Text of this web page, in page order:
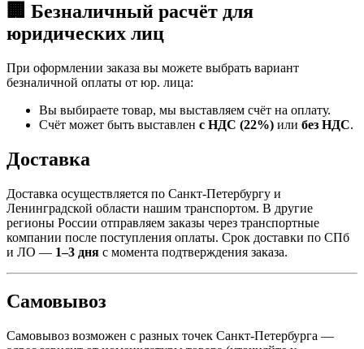
🏢 Безналичный расчёт для
юридических лиц
При оформлении заказа вы можете выбрать вариант
безналичной оплаты от юр. лица:
Вы выбираете товар, мы выставляем счёт на оплату.
Счёт может быть выставлен с НДС (22%) или без НДС.
Доставка
Доставка осуществляется по Санкт-Петербургу и
Ленинградской области нашим транспортом. В другие
регионы России отправляем заказы через транспортные
компании после поступления оплаты. Срок доставки по СПб
и ЛО — 1–3 дня с момента подтверждения заказа.
Самовывоз
Самовывоз возможен с разных точек Санкт-Петербурга —